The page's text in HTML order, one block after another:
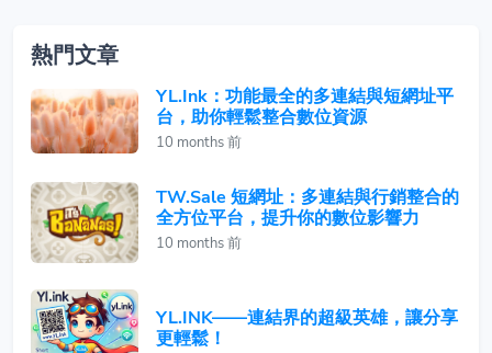
熱門文章
YL.Ink：功能最全的多連結與短網址平
台，助你輕鬆整合數位資源
10 months 前
TW.Sale 短網址：多連結與行銷整合的
全方位平台，提升你的數位影響力
10 months 前
YL.INK——連結界的超級英雄，讓分享
更輕鬆！